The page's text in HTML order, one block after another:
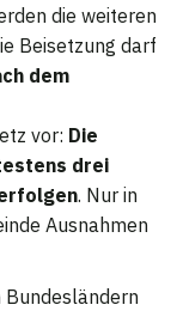
die weiteren
Beisetzung darf
dem
vor: Die
drei
. Nur in
Ausnahmen